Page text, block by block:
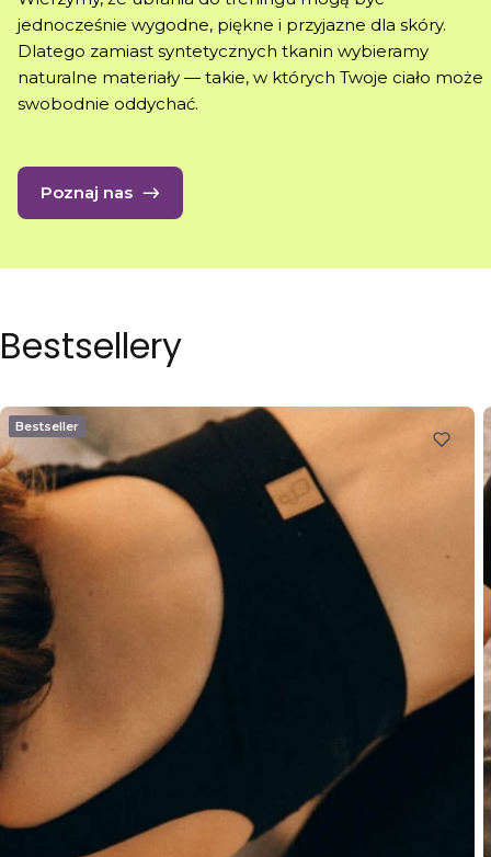
jednocześnie wygodne, piękne i przyjazne dla skóry.
Dlatego zamiast syntetycznych tkanin wybieramy
naturalne materiały — takie, w których Twoje ciało może
swobodnie oddychać.
Poznaj nas
Bestsellery
Bestseller